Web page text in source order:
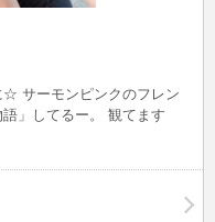
☆ サーモンピンクのフレン
」してるー。 観てます